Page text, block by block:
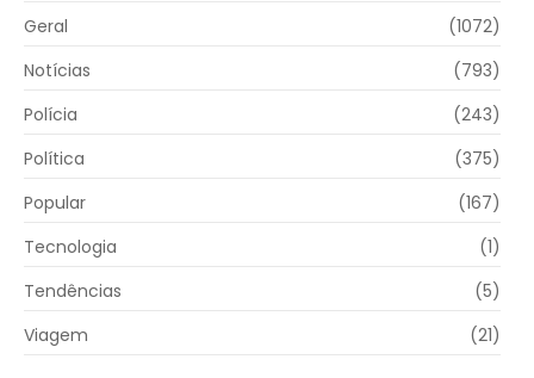
Geral
(1072)
Notícias
(793)
Polícia
(243)
Política
(375)
Popular
(167)
Tecnologia
(1)
Tendências
(5)
Viagem
(21)